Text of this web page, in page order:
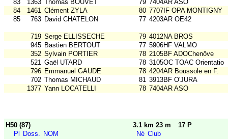
83
1363 Thomas BOUVET 79 7404AR ASO
84
1461 Clément ZYLA 80 7707IF OPA MONTIGNY
85
763 David CHATELON 77 4203AR OE42
719 Serge ELLISSECHE 79 4012NA BROS
945 Bastien BERTOUT 77 5906HF VALMO
352 Sylvain PORTIER 78 2105BF ADOChenôve
521 Gaël UTARD 78 3105OC TOAC Orientatio
796 Emmanuel GAUDE 78 4204AR Boussole en F.
702 Thomas MICHAUD 81 3913BF O'JURA
1377 Yann LOCATELLI 78 7404AR ASO
H50 (87) 3.1 km 23 m
17 P
Pl
Doss. NOM Né Club